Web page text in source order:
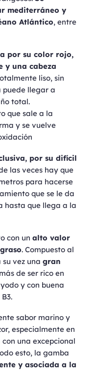
mediterráneo y
Atlántico, entre
por su color rojo,
y una cabeza
liso, sin
puede llegar a
total.
que sale a la
y se vuelve
por su difícil
las veces hay que
para hacerse
que se le da
hasta que llega a la
con un alto valor
. Compuesto al
vez una gran
de ser rico en
y con buena
sabor marino y
especialmente en
una excepcional
esto, la gamba
y asociada a la